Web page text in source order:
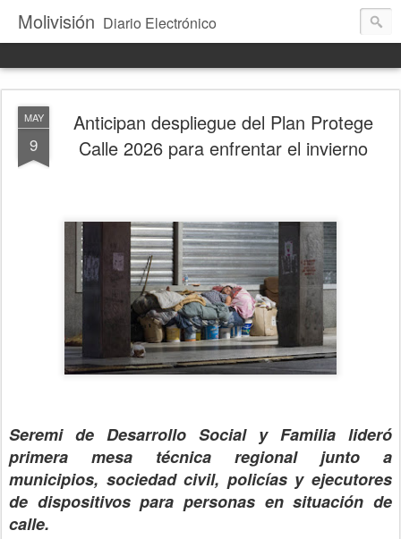
Molivisión Diario Electrónico
MAY
9
Anticipan despliegue del Plan Protege
Calle 2026 para enfrentar el invierno
Seremi de Desarrollo Social y Familia lideró
primera mesa técnica regional junto a
municipios, sociedad civil, policías y ejecutores
de dispositivos para personas en situación de
calle.